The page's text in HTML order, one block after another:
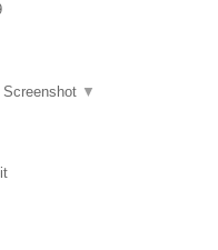
Screenshot ▼